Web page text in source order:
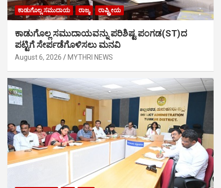
ಕಾಡುಗೊಲ್ಲ ಸಮುದಾಯ ರಾಜ್ಯ ರಾಷ್ಟ್ರೀಯ
ಕಾಡುಗೊಲ್ಲ ಸಮುದಾಯವನ್ನು ಪರಿಶಿಷ್ಟ ಪಂಗಡ(ST)ದ
ಪಟ್ಟಿಗೆ ಸೇರ್ಪಡೆಗೊಳಿಸಲು ಮನವಿ
August 6, 2026 MYTHRI NEWS